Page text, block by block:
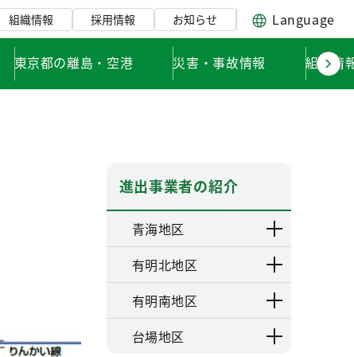
組織情報 採用情報 お知らせ Language
東京都の離島・空港 災害・事故情報 組織情
進出事業者の紹介
青海地区
有明北地区
有明南地区
台場地区